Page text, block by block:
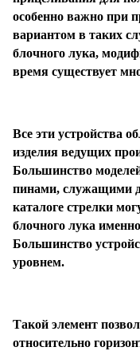
особенно важно при
вариантом в таких
блочного лука,
время существует
Все эти устройства
изделия ведущих
Большинство
пинами, служащими
каталоге стрелки
блочного лука
Большинство
уровнем.
Такой элемент
относительно
по25%
Подробнее
об оплате